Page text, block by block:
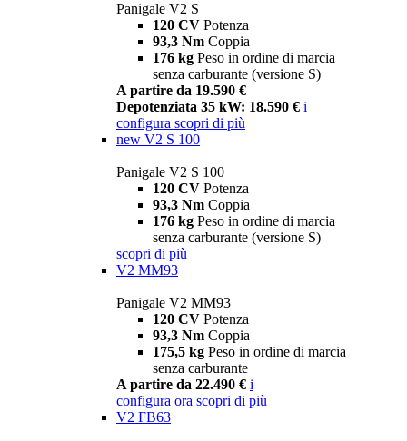
Panigale V2 S
120 CV Potenza
93,3 Nm Coppia
176 kg Peso in ordine di marcia
senza carburante (versione S)
A partire da 19.590 €
Depotenziata 35 kW: 18.590 € i
configura scopri di più
new V2 S 100
Panigale V2 S 100
120 CV Potenza
93,3 Nm Coppia
176 kg Peso in ordine di marcia
senza carburante (versione S)
scopri di più
V2 MM93
Panigale V2 MM93
120 CV Potenza
93,3 Nm Coppia
175,5 kg Peso in ordine di marcia
senza carburante
A partire da 22.490 € i
configura ora scopri di più
V2 FB63